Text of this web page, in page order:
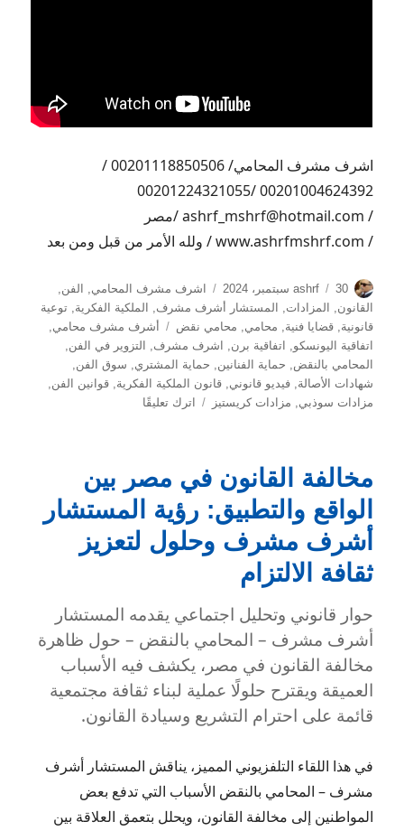
اشرف مشرف المحامي/ 00201118850506 /
00201004624392 /00201224321055
/ ashrf_mshrf@hotmail.com /مصر
/ www.ashrfmshrf.com / ولله الأمر من قبل ومن بعد
الكاتبashrf
نُشرت
في
30 سبتمبر، 2024 التصنيفات
اشرف مشرف المحامي الفن
القانون, المزادات, المستشار أشرف مشرف, الملكية الفكرية,توعية
قانونية,قضايا فنية, محامي, محامي نقض الوسوم
أشرف مشرف محامي,
اتفاقية اليونسكو, اتفاقية برن, اشرف مشرف, التزوير في الفن,
المحامي بالنقض, حماية الفنانين, حماية المشتري, سوق الفن,
شهادات الأصالة,فيديو قانوني,قانون الملكية الفكرية,قوانين الفن,
مزادات سوذبي, مزادات كريستيز اترك تعليقًا
لحماية
الحقوق
في
سوق
الفن
مخالفة القانون في مصر بين
الواقع والتطبيق: رؤية المستشار
أشرف مشرف وحلول لتعزيز
ثقافة الالتزام
حوار قانوني وتحليل اجتماعي يقدمه المستشار
أشرف مشرف – المحامي بالنقض – حول ظاهرة
مخالفة القانون في مصر، يكشف فيه الأسباب
العميقة ويقترح حلولًا عملية لبناء ثقافة مجتمعية
قائمة على احترام التشريع وسيادة القانون.
في هذا اللقاء التلفزيوني المميز، يناقش المستشار أشرف
مشرف – المحامي بالنقض الأسباب التي تدفع بعض
المواطنين إلى مخالفة القانون، ويحلل بتعمق العلاقة بين